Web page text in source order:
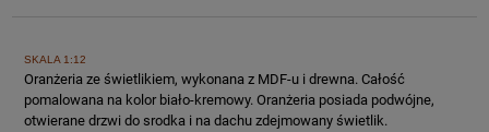
SKALA 1:12
Oranżeria ze świetlikiem, wykonana z MDF-u i drewna. Całość
pomalowana na kolor biało-kremowy. Oranżeria posiada podwójne,
otwierane drzwi do srodka i na dachu zdejmowany świetlik.